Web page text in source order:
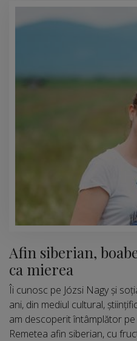
Afin siberian,
ca mierea
Îi cunosc pe Józsi Nagy și
ani, din mediul cultural,
am descoperit întâmplător
Remetea afin siberian, cu